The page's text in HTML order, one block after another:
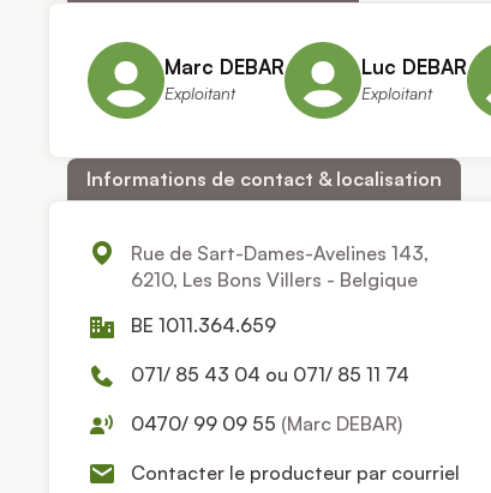
Marc DEBAR
Exploitant
Luc DEBAR
Exploitant
Informations de contact & localisation
Rue de Sart-Dames-Avelines 143,
6210, Les Bons Villers - Belgique
BE 1011.364.659
071/ 85 43 04 ou 071/ 85 11 74
0470/ 99 09 55 (Marc DEBAR)
Contacter le producteur par courriel